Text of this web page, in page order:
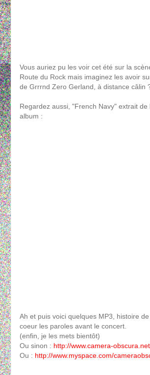
Vous auriez pu les voir cet été sur la
Route du Rock mais imaginez les avoir
de Grrrnd Zero Gerland, à distance câlin
Regardez aussi, "French Navy" extrait de
album :
Ah et puis voici quelques MP3, histoire
coeur les paroles avant le concert.
(enfin, je les mets bientôt)
Ou sinon : http://www.camera-
Ou : http://www.myspace.com/